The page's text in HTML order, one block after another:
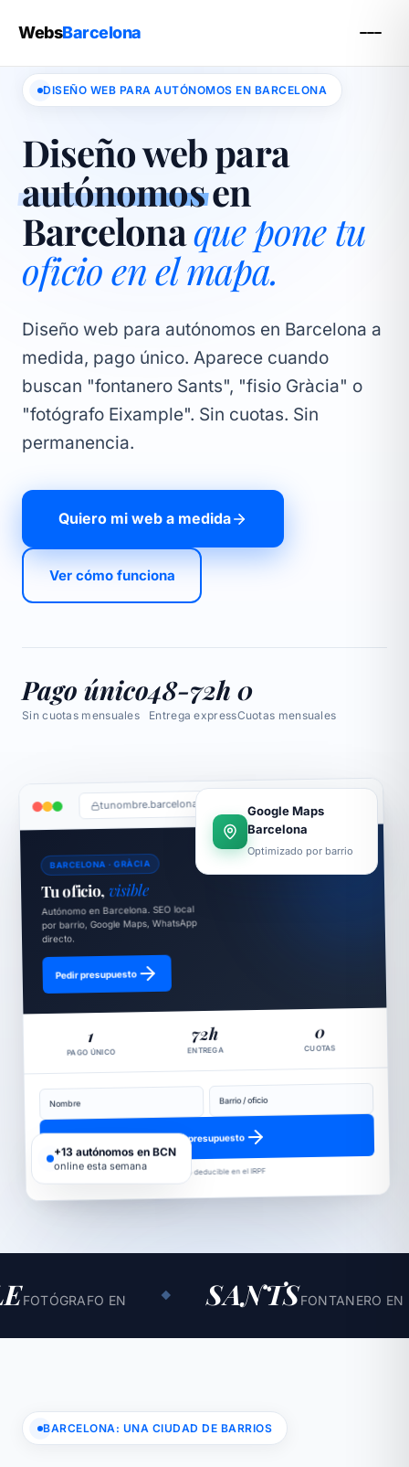
WebsBarcelona
DISEÑO WEB PARA AUTÓNOMOS EN BARCELONA
Diseño web para
autónomosen
Barcelonaque pone tu
oficio en el mapa.
Diseño web para autónomos en Barcelona a
medida, pago único. Aparece cuando
buscan "fontanero Sants", "fisio Gràcia" o
"fotógrafo Eixample". Sin cuotas. Sin
permanencia.
Quiero mi web a medida
Ver cómo funciona
Pago único
Sin cuotas mensuales
48-72h
Entrega express
0
Cuotas mensuales
tunombre.barcelona
BARCELONA · GRÀCIA
Tu oficio, visible
Autónomo en Barcelona. SEO local
por barrio, Google Maps, WhatsApp
directo.
Pedir presupuesto
1
PAGO ÚNICO
72h
ENTREGA
0
CUOTAS
Nombre Barrio / oficio
Solicitar presupuesto
Gasto deducible en el IRPF
Google Maps
Barcelona
+13 autónomos en BCN
online esta semana
◆ SANTS FONTANERO EN ◆
BARCELONA: UNA CIUDAD DE BARRIOS